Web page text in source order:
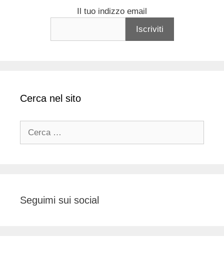
Il tuo indizzo email
Cerca nel sito
Seguimi sui social